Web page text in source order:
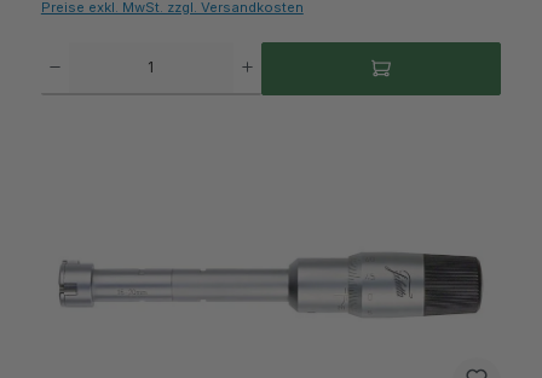
Preise exkl. MwSt. zzgl. Versandkosten